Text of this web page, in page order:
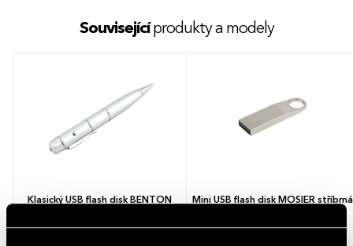
Souvisejícíprodukty a modely
Klasický USB flash disk BENTON
Mini USB flash disk MOSIER stříbrná